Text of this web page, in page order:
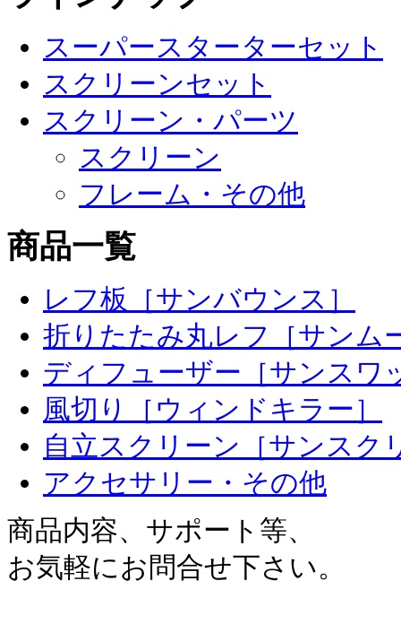
スーパースターターセット
スクリーンセット
スクリーン・パーツ
スクリーン
フレーム・その他
商品一覧
レフ板［サンバウンス］
折りたたみ丸レフ［サンム
ディフューザー［サンスワ
風切り［ウィンドキラー］
自立スクリーン［サンスク
アクセサリー・その他
商品内容、サポート等、
お気軽にお問合せ下さい。